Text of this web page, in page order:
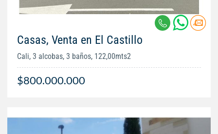
Casas, Venta en El Castillo
Cali, 3 alcobas, 3 baños, 122,00mts2
$800.000.000